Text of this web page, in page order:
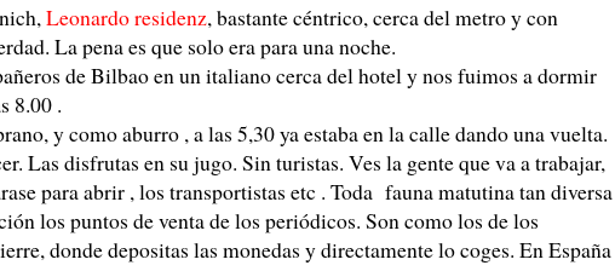
Leonardo residenz, bastante céntrico, cerca del metro y con
La pena es que solo era para una noche.
de Bilbao en un italiano cerca del hotel y nos fuimos a dormir
8.00 .
y como aburro , a las 5,30 ya estaba en la calle dando una vuelta.
Las disfrutas en su jugo. Sin turistas. Ves la gente que va a trabajar,
para abrir , los transportistas etc . Toda fauna matutina tan diversa
los puntos de venta de los periódicos. Son como los de los
donde depositas las monedas y directamente lo coges. En España